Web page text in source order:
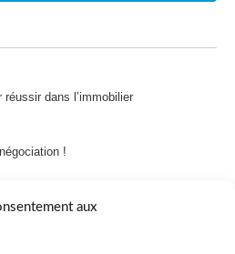
aux
dans l’immobilier
!
: 1er épisode